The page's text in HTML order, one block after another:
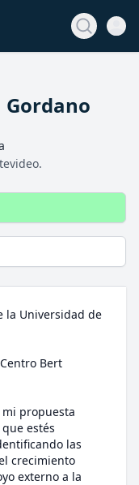
View
Gordano
.
la Universidad de
Bert
propuesta
estés
las
crecimiento
externo a la